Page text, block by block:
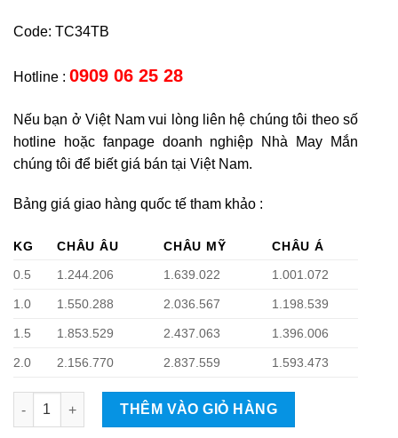
Code: TC34TB
Hotline : 0909 06 25 28
Nếu bạn ở Việt Nam vui lòng liên hệ chúng tôi theo số
hotline hoặc fanpage doanh nghiệp Nhà May Mắn
chúng tôi để biết giá bán tại Việt Nam.
Bảng giá giao hàng quốc tế tham khảo :
KG CHÂU ÂU CHÂU MỸ
CHÂU Á
0.5
1.244.206 1.639.022 1.001.072
1.0 1.550.288 2.036.567 1.198.539
1.5 1.853.529 2.437.063 1.396.006
2.0 2.156.770 2.837.559 1.593.473
Tê giác quantity
THÊM VÀO GIỎ HÀNG